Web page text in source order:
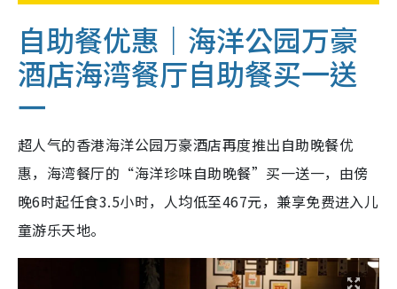
自助餐优惠｜海洋公园万豪
酒店海湾餐厅自助餐买一送
一
超人气的香港海洋公园万豪酒店再度推出自助晚餐优
惠，海湾餐厅的“海洋珍味自助晚餐”买一送一，由傍
晚6时起任食3.5小时，人均低至467元，兼享免费进入儿
童游乐天地。